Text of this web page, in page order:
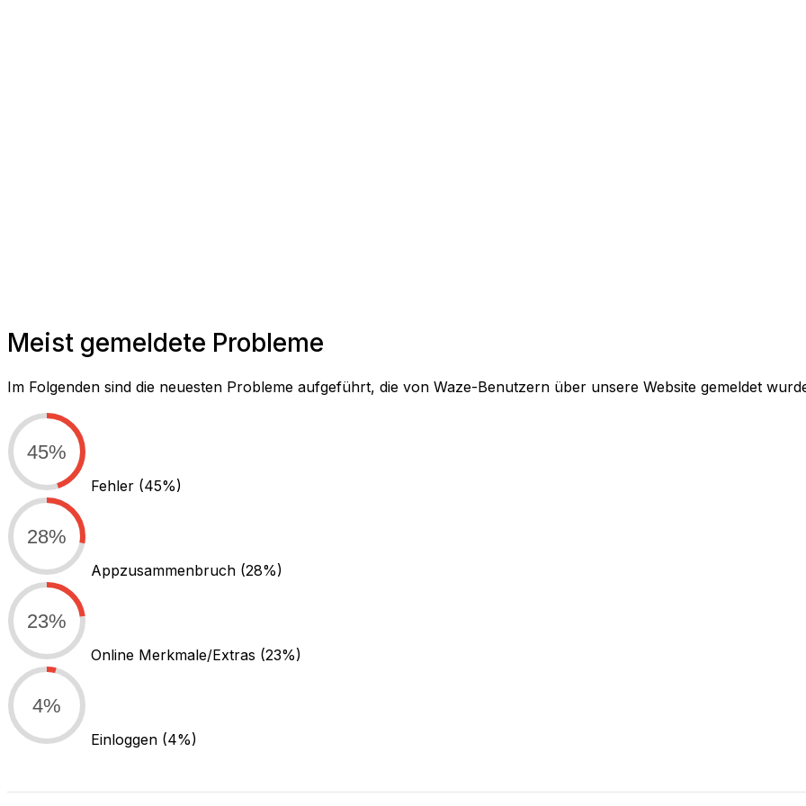
Meist gemeldete Probleme
Im Folgenden sind die neuesten Probleme aufgeführt, die von Waze-Benutzern über unsere Website gemeldet
45%
Fehler (45%)
28%
Appzusammenbruch (28%)
23%
Online Merkmale/Extras (23%)
4%
Einloggen (4%)